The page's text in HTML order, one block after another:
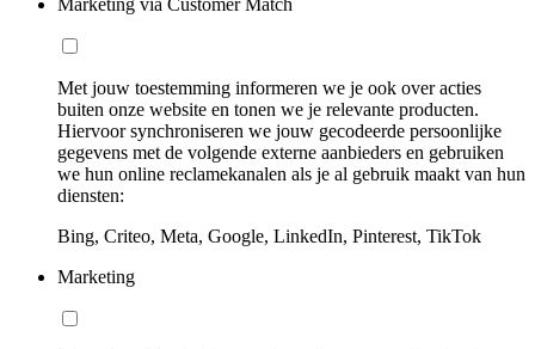
Marketing via Customer Match
Met jouw toestemming informeren we je ook over acties
buiten onze website en tonen we je relevante producten.
Hiervoor synchroniseren we jouw gecodeerde persoonlijke
gegevens met de volgende externe aanbieders en gebruiken
we hun online reclamekanalen als je al gebruik maakt van hun
diensten:
Bing, Criteo, Meta, Google, LinkedIn, Pinterest, TikTok
Marketing